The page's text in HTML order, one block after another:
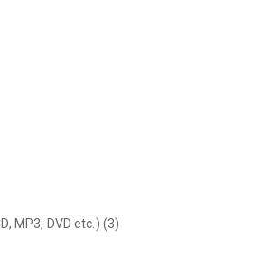
MP3, DVD etc.) (3)